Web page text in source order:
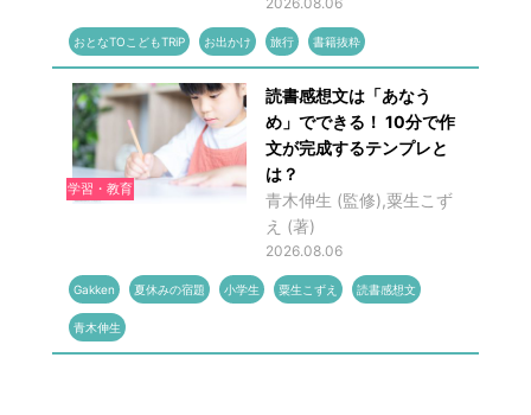
おとなTOこどもTRiP お出かけ 旅行 書籍抜粋
学習・教育
読書感想文は「あなう
め」でできる！ 10分で作
文が完成するテンプレと
は？
青木伸生 (監修),粟生こず
え (著)
2026.08.06
Gakken 夏休みの宿題 小学生 粟生こずえ 読書感想文
青木伸生